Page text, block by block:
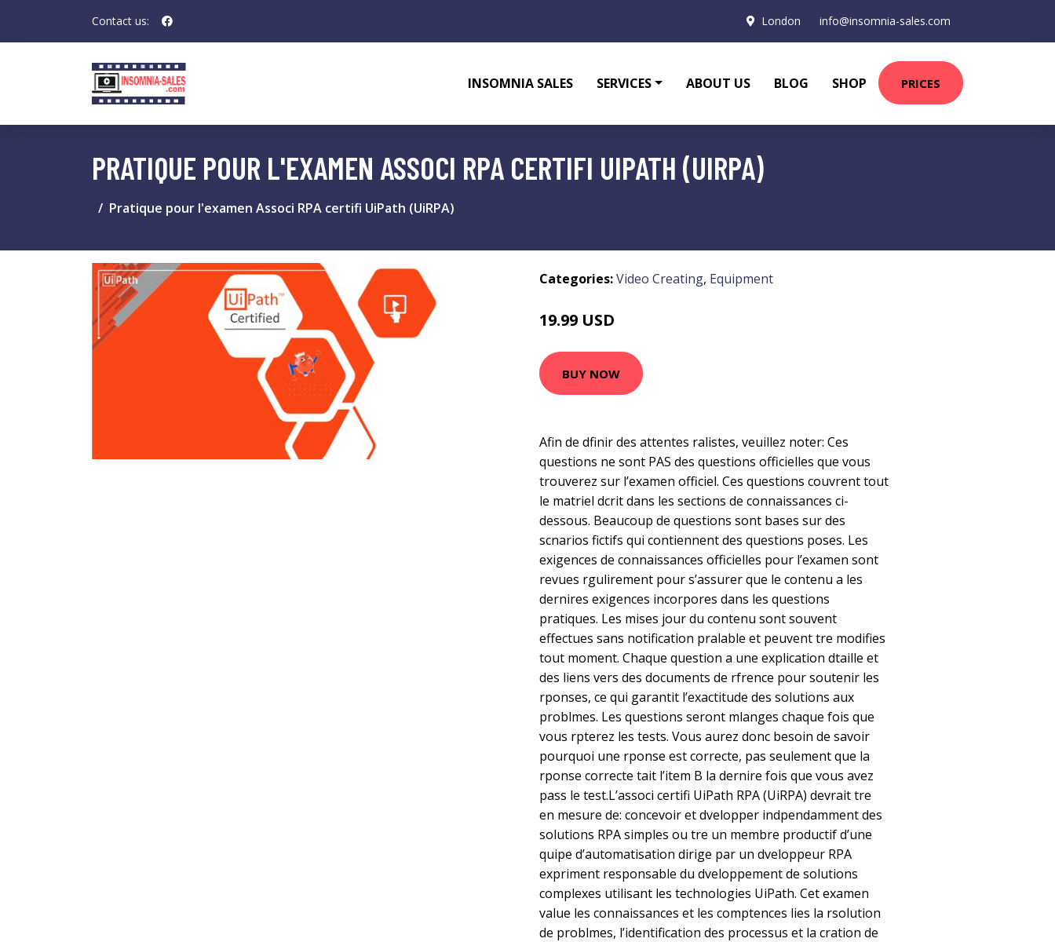
Contact us: London info@insomnia-sales.com
INSOMNIA SALES SERVICES ABOUT US BLOG SHOP PRICES
PRATIQUE POUR L'EXAMEN ASSOCI RPA CERTIFI UIPATH (UIRPA)
Pratique pour l'examen Associ RPA certifi UiPath (UiRPA)
Categories:Video Creating, Equipment
19.99 USD
BUY NOW
Afin de dfinir des attentes ralistes, veuillez noter: Ces
questions ne sont PAS des questions officielles que vous
trouverez sur l’examen officiel. Ces questions couvrent tout
le matriel dcrit dans les sections de connaissances ci-
dessous. Beaucoup de questions sont bases sur des
scnarios fictifs qui contiennent des questions poses. Les
exigences de connaissances officielles pour l’examen sont
revues rgulirement pour s’assurer que le contenu a les
dernires exigences incorpores dans les questions
pratiques. Les mises jour du contenu sont souvent
effectues sans notification pralable et peuvent tre modifies
tout moment. Chaque question a une explication dtaille et
des liens vers des documents de rfrence pour soutenir les
rponses, ce qui garantit l’exactitude des solutions aux
problmes. Les questions seront mlanges chaque fois que
vous rpterez les tests. Vous aurez donc besoin de savoir
pourquoi une rponse est correcte, pas seulement que la
rponse correcte tait l’item B la dernire fois que vous avez
pass le test.L’associ certifi UiPath RPA (UiRPA) devrait tre
en mesure de: concevoir et dvelopper indpendamment des
solutions RPA simples ou tre un membre productif d’une
quipe d’automatisation dirige par un dveloppeur RPA
expriment responsable du dveloppement de solutions
complexes utilisant les technologies UiPath. Cet examen
value les connaissances et les comptences lies la rsolution
de problmes, l’identification des processus et la cration de